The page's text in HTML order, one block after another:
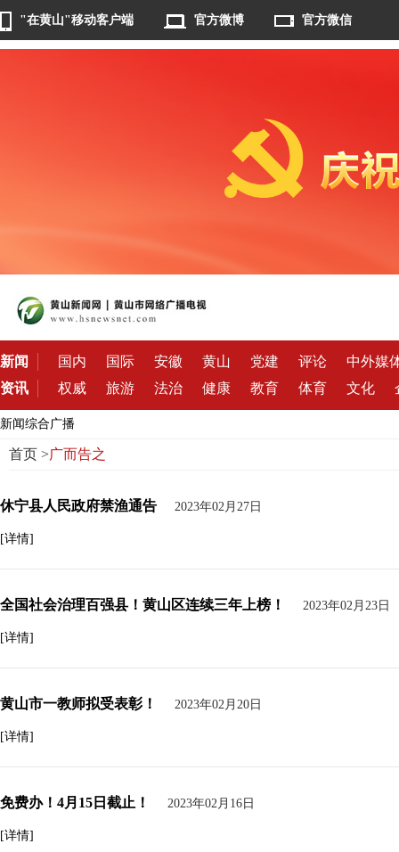
"在黄山"移动客户端 官方微博 官方微信
新闻 国内 国际 安徽 黄山 党建 评论
中外媒
资讯
权威 旅游 法治 健康 教育 体育 文化
新闻综合广播
首页>广而告之
休宁县人民政府禁渔通告 2023年02月27日
[详情]
全国社会治理百强县！黄山区连续三年上榜！ 2023年02月23日
[详情]
黄山市一教师拟受表彰！ 2023年02月20日
[详情]
免费办！4月15日截止！ 2023年02月16日
[详情]